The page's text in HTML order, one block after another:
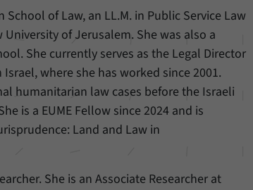
of Law, an LL.M. in Public Service Law
of Jerusalem. She was also a
She currently serves as the Legal Director
where she has worked since 2001.
humanitarian law cases before the Israeli
is a EUME Fellow since 2024 and is
Land and Law in
She is an Associate Researcher at
Cookie können wir für kurze Zeit Daten
aktuellen Aufenthalt von Besuchern auf